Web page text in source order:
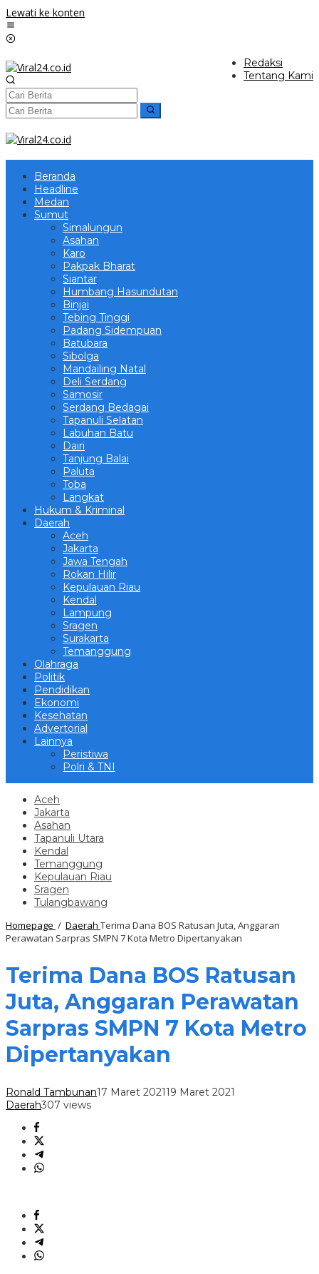
Lewati ke konten
Redaksi
Tentang Kami
Beranda
Headline
Medan
Sumut
Simalungun
Asahan
Karo
Pakpak Bharat
Siantar
Humbang Hasundutan
Binjai
Tebing Tinggi
Padang Sidempuan
Batubara
Sibolga
Mandailing Natal
Deli Serdang
Samosir
Serdang Bedagai
Tapanuli Selatan
Labuhan Batu
Dairi
Tanjung Balai
Paluta
Toba
Langkat
Hukum & Kriminal
Daerah
Aceh
Jakarta
Jawa Tengah
Rokan Hilir
Kepulauan Riau
Kendal
Lampung
Sragen
Surakarta
Temanggung
Olahraga
Politik
Pendidikan
Ekonomi
Kesehatan
Advertorial
Lainnya
Peristiwa
Polri & TNI
Aceh
Jakarta
Asahan
Tapanuli Utara
Kendal
Temanggung
Kepulauan Riau
Sragen
Tulangbawang
Homepage / Daerah Terima Dana BOS Ratusan Juta, Anggaran
Perawatan Sarpras SMPN 7 Kota Metro Dipertanyakan
Terima Dana BOS Ratusan
Juta, Anggaran Perawatan
Sarpras SMPN 7 Kota Metro
Dipertanyakan
Ronald Tambunan17 Maret 202119 Maret 2021
Daerah307 views